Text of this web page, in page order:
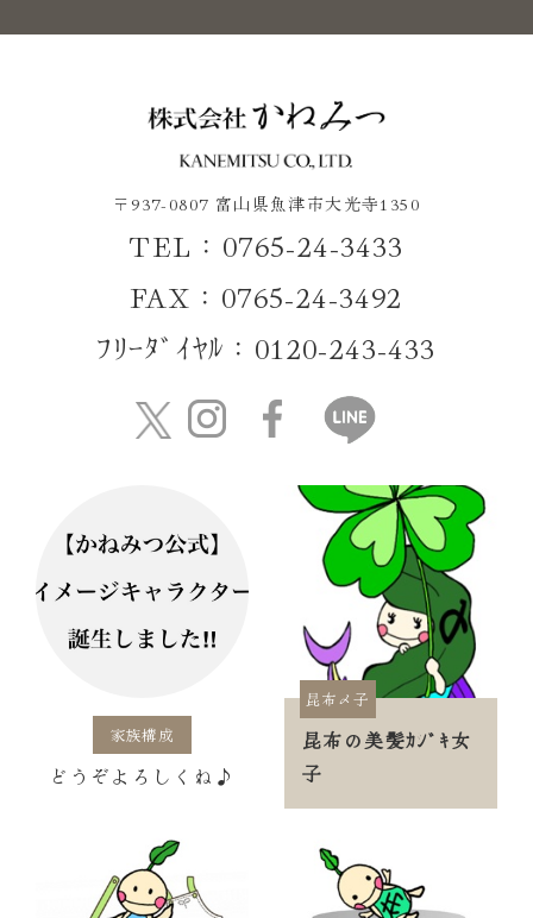
〒937-0807 富山県魚津市大光寺1350
TEL：0765-24-3433
FAX：0765-24-3492
ﾌﾘｰﾀﾞｲﾔﾙ：0120-243-433
家族構成
どうぞよろしくね♪
昆布〆子
昆布の美髪ｶｼﾞｷ女
子